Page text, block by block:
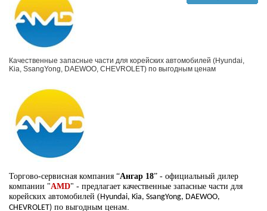
Качественные запасные части для корейских автомобилей (Hyundai,
Kia, SsangYong, DAEWOO, CHEVROLET) по выгодным ценам
Торгово-сервисная компания “Ангар 18” - официальный дилер
компании "AMD" - предлагает качественные запасные части для
корейских автомобилей (Hyundai, Kia, SsangYong, DAEWOO,
CHEVROLET) по выгодным ценам